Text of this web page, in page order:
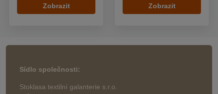
Zobrazit Zobrazit
Sídlo společnosti:
Stoklasa textilní galanterie s.r.o.